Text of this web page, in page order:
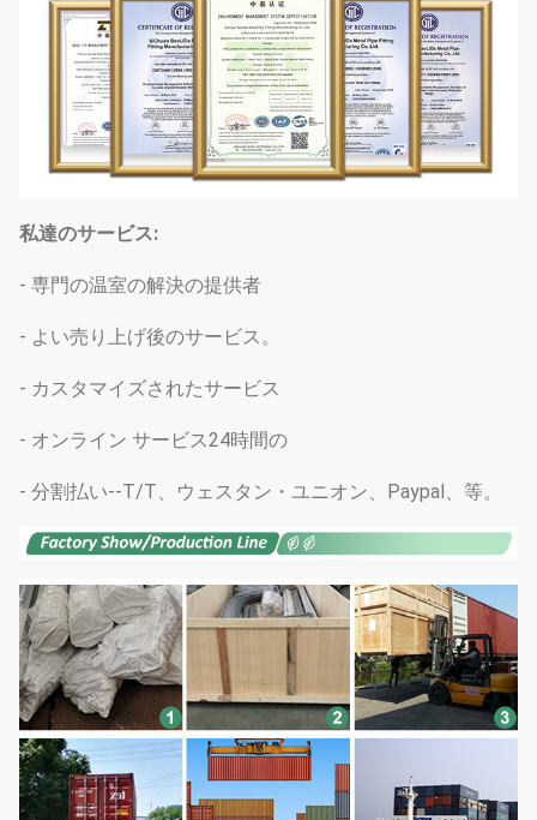
私達のサービス:
- 専門の温室の解決の提供者
- よい売り上げ後のサービス。
- カスタマイズされたサービス
- オンライン サービス24時間の
- 分割払い--T/T、ウェスタン・ユニオン、Paypal、等。